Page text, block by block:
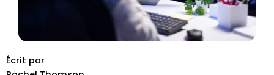
Écrit par